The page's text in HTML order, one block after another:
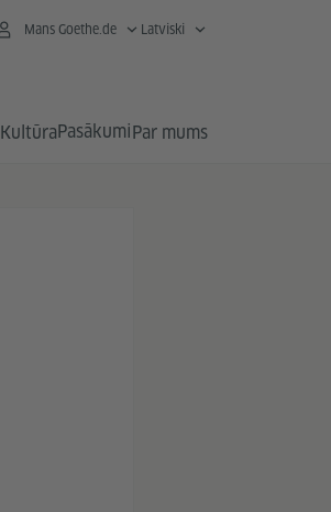
Mans Goethe.de Latviski
KultūraPasākumiPar mums